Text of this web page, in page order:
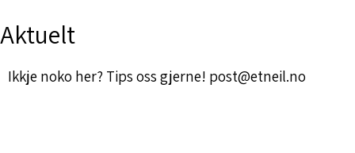
Aktuelt
Ikkje noko her? Tips oss gjerne! post@etneil.no